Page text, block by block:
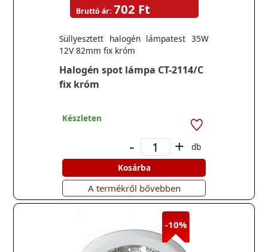
Halogén spot lámpa CT-2114/C
fix króm
Süllyesztett halogén lámpatest 35W
12V 82mm fix króm
Bruttó ár: 702 Ft
Készleten
- +
db
Kosárba
A termékről bővebben
-10%